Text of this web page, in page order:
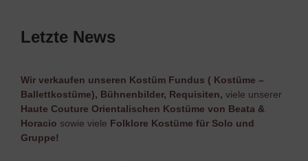
Letzte News
Wir verkaufen unseren Kostüm Fundus ( Kostüme –
Ballettkostüme), Bühnenbilder, Requisiten, viele unserer
Haute Couture Orientalischen Kostüme von Beata &
Horacio sowie viele Folklore Kostüme für Solo und
Gruppe!